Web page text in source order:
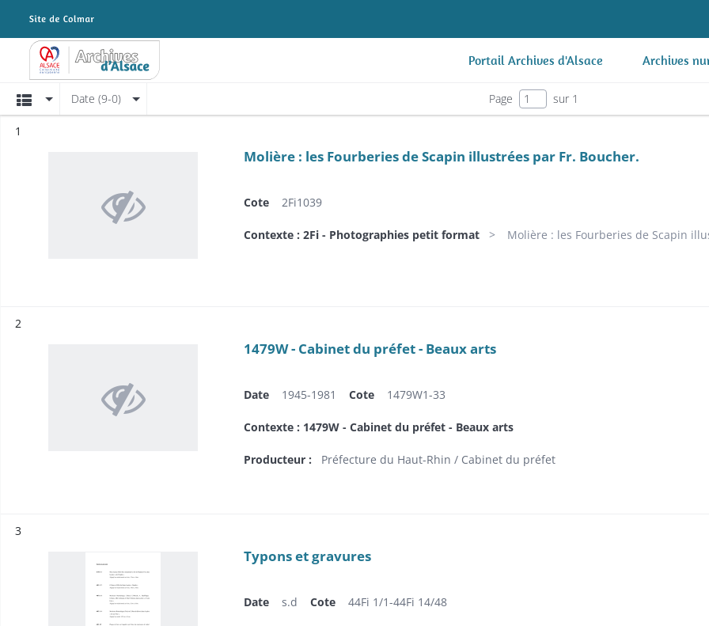
Archives Alsace - Colmar Portail Archives d'Alsace Archives
AffichageDate (9-0) Page sur 1
1
Molière : les Fourberies de Scapin illustrées par Fr. Boucher.
Cote 2Fi1039
Contexte : 2Fi - Photographies petit format Molière : les Fourberies de Scapin
2
1479W - Cabinet du préfet - Beaux arts
Date 1945-1981 Cote 1479W1-33
Contexte : 1479W - Cabinet du préfet - Beaux arts
Producteur : Préfecture du Haut-Rhin / Cabinet du préfet
3
Typons et gravures
Date s.d Cote 44Fi 1/1-44Fi 14/48